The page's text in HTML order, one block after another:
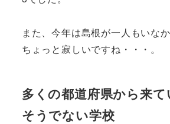
また、今年は島根が一人もいな
ちょっと寂しいですね・・・。
多くの都道府県から来て
そうでない学校